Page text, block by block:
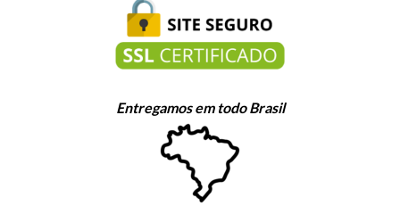
Entregamos em todo Brasil